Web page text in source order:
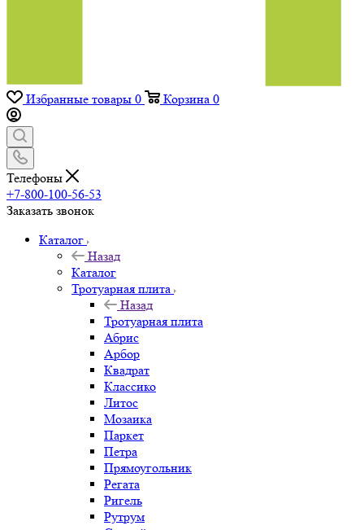
Избранные товары 0 Корзина 0
Телефоны
+7-800-100-56-53
Заказать звонок
Каталог
Назад
Каталог
Тротуарная плита
Назад
Тротуарная плита
Абрис
Арбор
Квадрат
Классико
Литос
Мозаика
Паркет
Петра
Прямоугольник
Регата
Ригель
Рутрум